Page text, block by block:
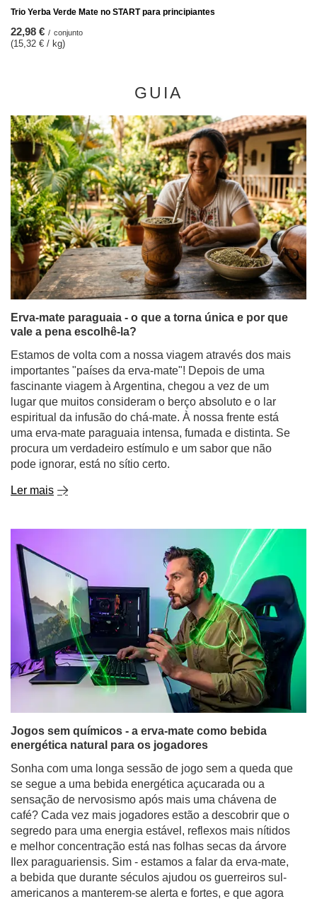
Trio Yerba Verde Mate no START para principiantes
22,98 € / conjunto
(15,32 € / kg)
GUIA
Erva-mate paraguaia - o que a torna única e por que
vale a pena escolhê-la?
Estamos de volta com a nossa viagem através dos mais
importantes "países da erva-mate"! Depois de uma
fascinante viagem à Argentina, chegou a vez de um
lugar que muitos consideram o berço absoluto e o lar
espiritual da infusão do chá-mate. À nossa frente está
uma erva-mate paraguaia intensa, fumada e distinta. Se
procura um verdadeiro estímulo e um sabor que não
pode ignorar, está no sítio certo.
Ler mais
Jogos sem químicos - a erva-mate como bebida
energética natural para os jogadores
Sonha com uma longa sessão de jogo sem a queda que
se segue a uma bebida energética açucarada ou a
sensação de nervosismo após mais uma chávena de
café? Cada vez mais jogadores estão a descobrir que o
segredo para uma energia estável, reflexos mais nítidos
e melhor concentração está nas folhas secas da árvore
Ilex paraguariensis. Sim - estamos a falar da erva-mate,
a bebida que durante séculos ajudou os guerreiros sul-
americanos a manterem-se alerta e fortes, e que agora